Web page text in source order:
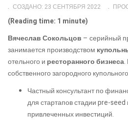
СОЗДАНО: 23 СЕНТЯБРЯ 2022
(Reading time: 1 minute)
Вячеслав Сокольцов – серийный
занимается производством
отельного и ресторанного бизнеса.
собственного загородного
Частный консультант по
для стартапов стадии pre-
привлеченных инвестиций.